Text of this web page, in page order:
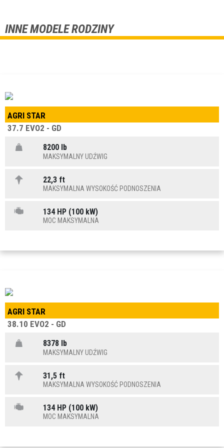
INNE MODELE RODZINY
AGRI STAR
37.7 EVO2 - GD
8200 lb
MAKSYMALNY UDŹWIG
22,3 ft
MAKSYMALNA WYSOKOŚĆ PODNOSZENIA
134 HP (100 kW)
MOC MAKSYMALNA
AGRI STAR
38.10 EVO2 - GD
8378 lb
MAKSYMALNY UDŹWIG
31,5 ft
MAKSYMALNA WYSOKOŚĆ PODNOSZENIA
134 HP (100 kW)
MOC MAKSYMALNA